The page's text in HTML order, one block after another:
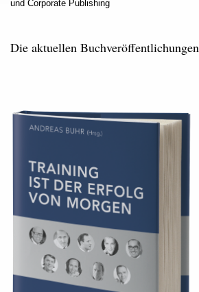
und Corporate Publishing
Die aktuellen Buchveröffentlichungen